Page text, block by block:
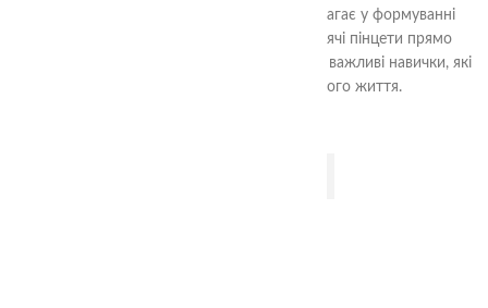
дітей, які вчаться писати, оскільки допомагає у формуванні
правильного хвату олівця.Замовте ці дитячі пінцети прямо
зараз і допоможіть вашій дитині розвивати важливі навички, які
стануть їй в пригоді протягом усього життя.